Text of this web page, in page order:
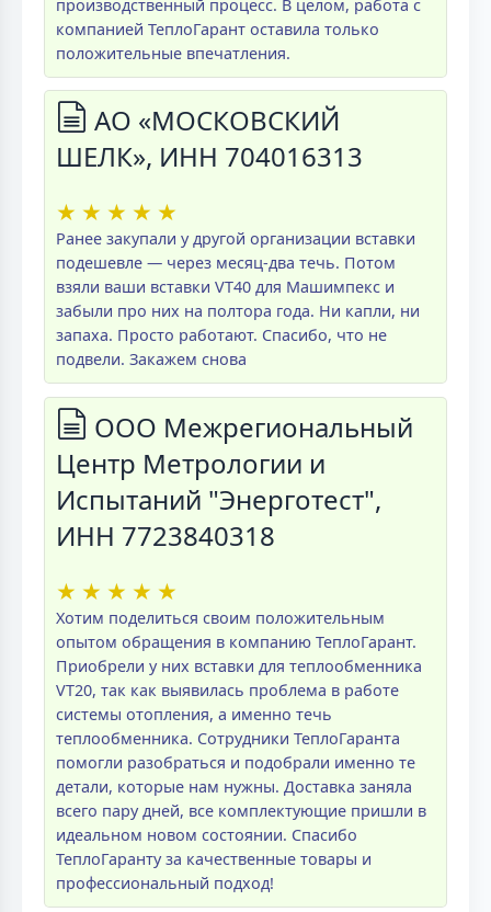
производственный процесс. В целом, работа с
компанией ТеплоГарант оставила только
положительные впечатления.
АО «МОСКОВСКИЙ
ШЕЛК», ИНН 704016313
★ ★ ★ ★ ★
Ранее закупали у другой организации вставки
подешевле — через месяц-два течь. Потом
взяли ваши вставки VT40 для Машимпекс и
забыли про них на полтора года. Ни капли, ни
запаха. Просто работают. Спасибо, что не
подвели. Закажем снова
ООО Межрегиональный
Центр Метрологии и
Испытаний "Энерготест",
ИНН 7723840318
★ ★ ★ ★ ★
Хотим поделиться своим положительным
опытом обращения в компанию ТеплоГарант.
Приобрели у них вставки для теплообменника
VT20, так как выявилась проблема в работе
системы отопления, а именно течь
теплообменника. Сотрудники ТеплоГаранта
помогли разобраться и подобрали именно те
детали, которые нам нужны. Доставка заняла
всего пару дней, все комплектующие пришли в
идеальном новом состоянии. Спасибо
ТеплоГаранту за качественные товары и
профессиональный подход!